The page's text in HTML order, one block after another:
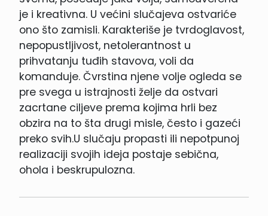
je i kreativna. U većini slučajeva ostvariće
ono što zamisli. Karakteriše je tvrdoglavost,
nepopustljivost, netolerantnost u
prihvatanju tuđih stavova, voli da
komanduje. Čvrstina njene volje ogleda se
pre svega u istrajnosti želje da ostvari
zacrtane ciljeve prema kojima hrli bez
obzira na to šta drugi misle, često i gazeći
preko svih.U slučaju propasti ili nepotpunoj
realizaciji svojih ideja postaje sebična,
ohola i beskrupulozna.